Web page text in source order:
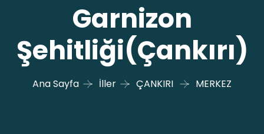
Garnizon
Şehitliği(Çankırı)
Ana Sayfa İller ÇANKIRI MERKEZ